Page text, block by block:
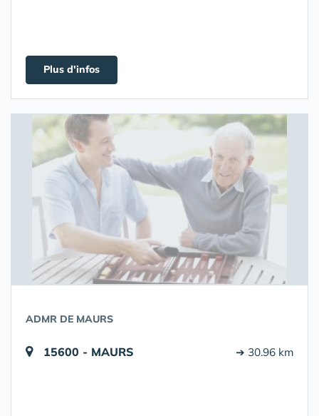
Plus d'infos
ADMR DE MAURS
15600 - MAURS ➔ 30.96 km